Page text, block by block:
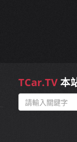
TCar.TV本